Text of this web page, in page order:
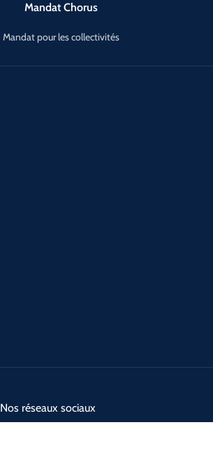
Mandat Chorus
Mandat pour les collectivités
Nos réseaux sociaux